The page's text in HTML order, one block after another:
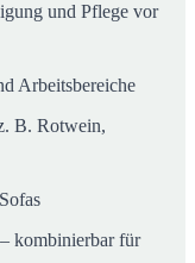
und Pflege vor
Arbeitsbereiche
B. Rotwein,
– kombinierbar für